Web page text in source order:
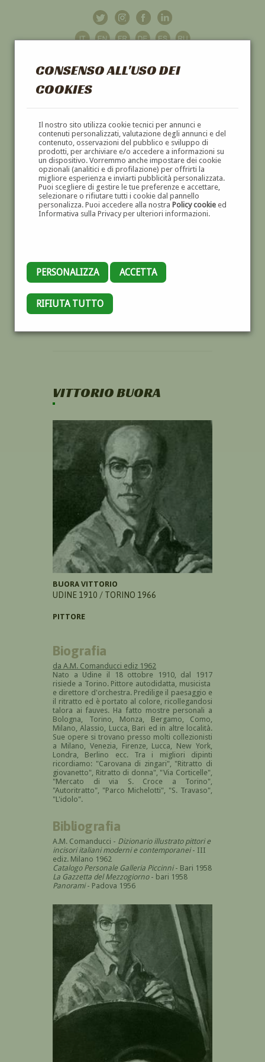
CONSENSO ALL'USO DEI
COOKIES
Il nostro sito utilizza cookie tecnici per annunci e
contenuti personalizzati, valutazione degli annunci e del
contenuto, osservazioni del pubblico e sviluppo di
prodotti, per archiviare e/o accedere a informazioni su
un dispositivo. Vorremmo anche impostare dei cookie
opzionali (analitici e di profilazione) per offrirti la
migliore esperienza e inviarti pubblicità personalizzata.
Puoi scegliere di gestire le tue preferenze e accettare,
selezionare o rifiutare tutti i cookie dal pannello
personalizza. Puoi accedere alla nostra Policy cookieed
Informativa sulla Privacy per ulteriori informazioni.
PERSONALIZZA ACCETTA
RIFIUTA TUTTO
GALLERIAD'ARTE
DIPINTI E SCULTURE '800 E '900
VITTORIO BUORA
BUORA VITTORIO
UDINE 1910 / TORINO 1966
PITTORE
Biografia
da A.M. Comanducci ediz 1962
Nato a Udine il 18 ottobre 1910, dal 1917
risiede a Torino. Pittore autodidatta, musicista
e direttore d'orchestra. Predilige il paesaggio e
il ritratto ed è portato al colore, ricollegandosi
talora ai fauves. Ha fatto mostre personali a
Bologna, Torino, Monza, Bergamo, Como,
Milano, Alassio, Lucca, Bari ed in altre località.
Sue opere si trovano presso molti collezionisti
a Milano, Venezia, Firenze, Lucca, New York,
Londra, Berlino ecc. Tra i migliori dipinti
ricordiamo: "Carovana di zingari", "Ritratto di
giovanetto", Ritratto di donna", "Via Corticelle",
"Mercato di via S. Croce a Torino",
"Autoritratto", "Parco Michelotti", "S. Travaso",
"L'idolo".
Bibliografia
A.M. Comanducci - Dizionario illustrato pittori e
incisori italiani moderni e contemporanei- III
ediz. Milano 1962
Catalogo Personale Galleria Piccinni- Bari 1958
La Gazzetta del Mezzogiorno- bari 1958
Panorami- Padova 1956